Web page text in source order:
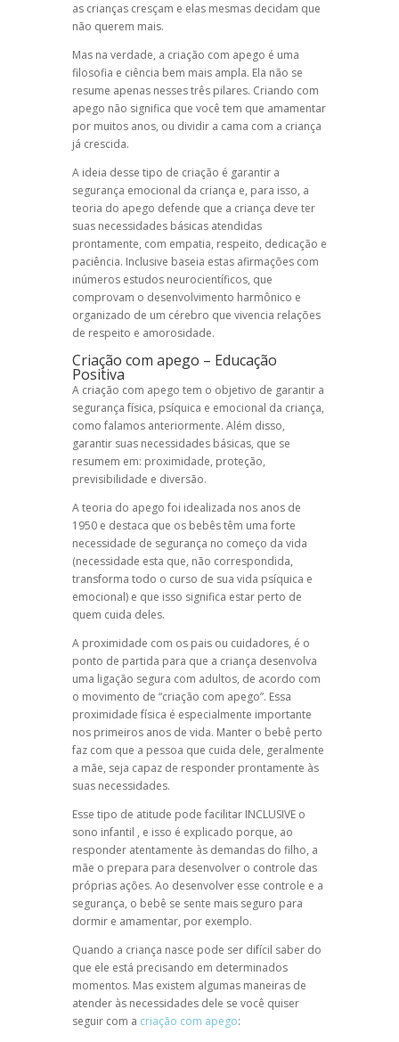
as crianças cresçam e elas mesmas decidam que
não querem mais.
Mas na verdade, a criação com apego é uma
filosofia e ciência bem mais ampla. Ela não se
resume apenas nesses três pilares. Criando com
apego não significa que você tem que amamentar
por muitos anos, ou dividir a cama com a criança
já crescida.
A ideia desse tipo de criação é garantir a
segurança emocional da criança e, para isso, a
teoria do apego defende que a criança deve ter
suas necessidades básicas atendidas
prontamente, com empatia, respeito, dedicação e
paciência. Inclusive baseia estas afirmações com
inúmeros estudos neurocientíficos, que
comprovam o desenvolvimento harmônico e
organizado de um cérebro que vivencia relações
de respeito e amorosidade.
Criação com apego – Educação
Positiva
A criação com apego tem o objetivo de garantir a
segurança física, psíquica e emocional da criança,
como falamos anteriormente. Além disso,
garantir suas necessidades básicas, que se
resumem em: proximidade, proteção,
previsibilidade e diversão.
Ateoria do apego foi idealizada nos anos de
1950 e destaca que os bebês têm uma forte
necessidade de segurança no começo da vida
(necessidade esta que, não correspondida,
transforma todo o curso de sua vida psíquica e
emocional) e que isso significa estar perto de
quem cuida deles.
A proximidade com os pais ou cuidadores, é o
ponto de partida para que a criança desenvolva
uma ligação segura com adultos, de acordo com
o movimento de “criação com apego”. Essa
proximidade física é especialmente importante
nos primeiros anos de vida. Manter o bebê perto
faz com que a pessoa que cuida dele, geralmente
a mãe, seja capaz de responder prontamente às
suas necessidades.
Esse tipo de atitude pode facilitar INCLUSIVE o
sono infantil , e isso é explicado porque, ao
responder atentamente às demandas do filho, a
mãe o prepara para desenvolver o controle das
próprias ações. Ao desenvolver esse controle e a
segurança, o bebê se sente mais seguro para
dormir e amamentar, por exemplo.
Quando a criança nasce pode ser difícil saber do
que ele está precisando em determinados
momentos. Mas existem algumas maneiras de
atender às necessidades dele se você quiser
seguir com a criação com apego: